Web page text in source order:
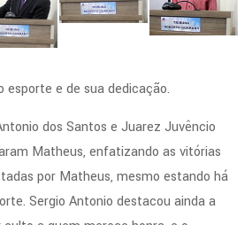
esporte e de sua dedicação.
dos Santos e Juarez Juvêncio
Matheus, enfatizando as vitórias
por Matheus, mesmo estando há
Sergio Antonio destacou ainda a